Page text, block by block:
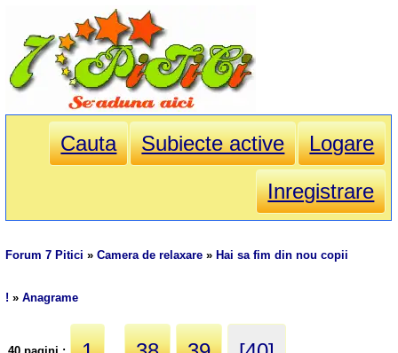
Cauta Subiecte active
Logare
Inregistrare
Forum 7 Pitici »Camera de relaxare » Hai sa fim din nou copii
! »Anagrame